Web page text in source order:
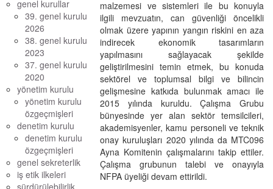
genel kurullar
39. genel kurulu
2026
38. genel kurulu
2023
37. genel kurulu
2020
yönetim kurulu
yönetim kurulu
özgeçmişleri
denetim kurulu
denetim kurulu
özgeçmişleri
genel sekreterlik
iş etik ilkeleri
sürdürülebilirlik
malzemesi ve sistemleri ile bu konuyla
ilgili mevzuatın, can güvenliği öncelikli
olmak üzere yapının yangın riskini en aza
indirecek ekonomik tasarımların
yapılmasını sağlayacak şekilde
geliştirilmesini temin etmek, bu konuda
sektörel ve toplumsal bilgi ve bilincin
gelişmesine katkıda bulunmak amacı ile
2015 yılında kuruldu. Çalışma Grubu
bünyesinde yer alan sektör temsilcileri,
akademisyenler, kamu personeli ve teknik
onay kuruluşları 2020 yılında da MTC096
Ayna Komitenin çalışmalarını takip ettiler.
Çalışma grubunun talebi ve onayıyla
NFPA üyeliği devam ettirildi.